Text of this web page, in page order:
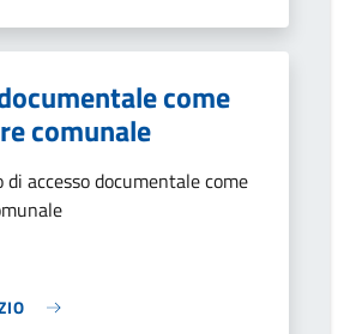
come
comunale
di accesso documentale come